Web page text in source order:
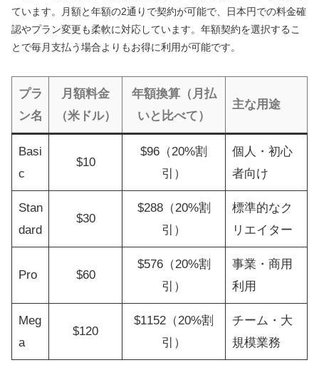
ています。月額と年額の2通りで契約が可能で、日本円での料金確
認やプラン変更も柔軟に対応しています。年額契約を選択するこ
とで毎月支払う場合よりもお得に利用が可能です。
プラ
ン名
月額料金
（米ドル）
年額換算（月払
いと比べて）
主な用途
Basi
c
$10
$96（20%割
引）
個人・初心
者向け
Stan
dard
$30
$288（20%割
引）
標準的なク
リエイター
Pro $60
$576（20%割
引）
事業・商用
利用
Meg
a
$120
$1152（20%割
引）
チーム・大
規模業務